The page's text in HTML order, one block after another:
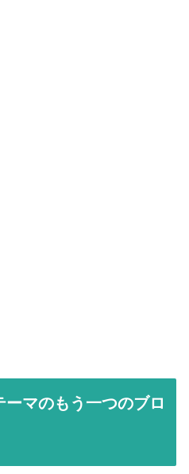
マのもう一つのブロ